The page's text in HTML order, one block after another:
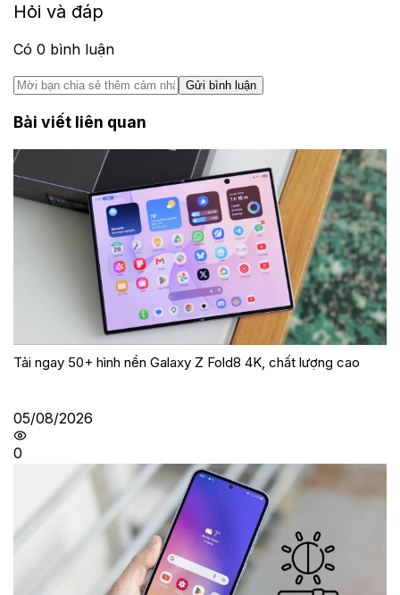
Hỏi và đáp
Có 0 bình luận
Gửi bình luận
Bài viết liên quan
Tải ngay 50+ hình nền Galaxy Z Fold8 4K, chất lượng cao
05/08/2026
0